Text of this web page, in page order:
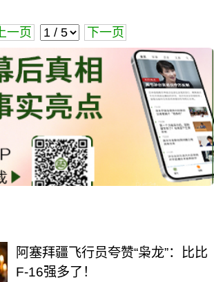
上一页 下一页
阿塞拜疆飞行员夸赞“枭龙”：比比
F-16强多了！